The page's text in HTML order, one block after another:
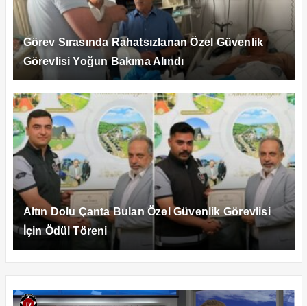
Görev Sırasında Rahatsızlanan Özel Güvenlik
Görevlisi Yoğun Bakıma Alındı
Altın Dolu Çanta Bulan Özel Güvenlik Görevlisi
İçin Ödül Töreni